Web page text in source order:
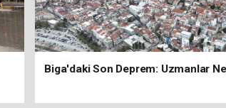
Biga'daki Son Deprem: Uzmanlar